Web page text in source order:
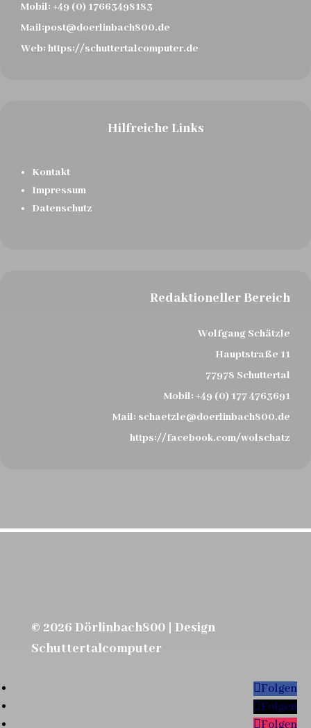
Mobil: +49 (0) 17663498183
Mail:post@doerlinbach800.de
Web: https://schuttertalcomputer.de
Hilfreiche Links
Kontakt
Impressum
Datenschutz
Redaktioneller Bereich
Wolfgang Schätzle
Hauptstraße 11
77978 Schuttertal
Mobil: +49 (0) 177 4763691
Mail: schaetzle@doerlinbach800.de
https://facebook.com/wolschatz
© 2026 Dörlinbach800 | Design
Schuttertalcomputer
Folgen
Folgen
Folgen